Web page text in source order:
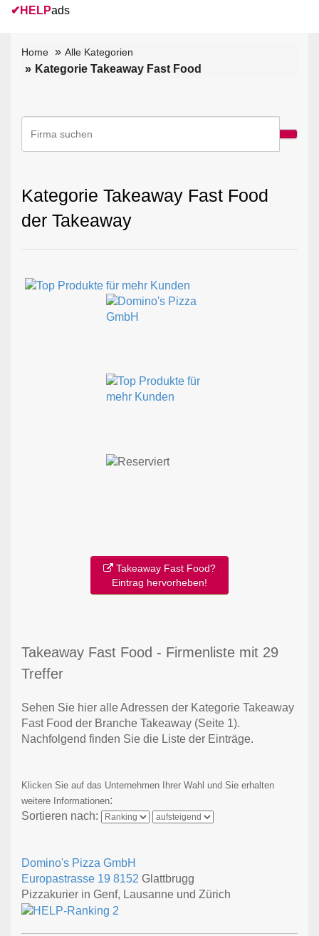
✔ HELPads
Home Alle Kategorien
Kategorie Takeaway Fast Food
Kategorie Takeaway Fast Food
der Takeaway
Takeaway Fast Food?
Eintrag hervorheben!
Takeaway Fast Food - Firmenliste mit 29
Treffer
Sehen Sie hier alle Adressen der Kategorie Takeaway
Fast Food der Branche Takeaway (Seite 1).
Nachfolgend finden Sie die Liste der Einträge.
Klicken Sie auf das Unternehmen Ihrer Wahl und Sie erhalten
weitere Informationen:
Sortieren nach:
Domino's Pizza GmbH
Europastrasse 19 8152 Glattbrugg
Pizzakurier in Genf, Lausanne und Zürich